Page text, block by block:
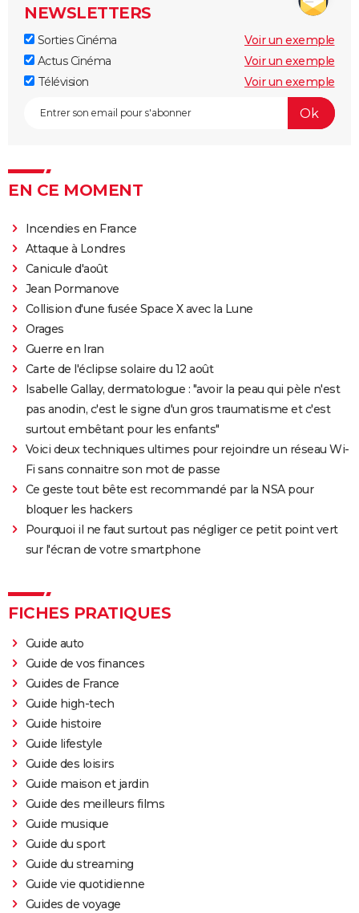
NEWSLETTERS
Sorties Cinéma
Voir un exemple
Actus Cinéma
Voir un exemple
Télévision
Voir un exemple
EN CE MOMENT
Incendies en France
Attaque à Londres
Canicule d'août
Jean Pormanove
Collision d'une fusée Space X avec la Lune
Orages
Guerre en Iran
Carte de l'éclipse solaire du 12 août
Isabelle Gallay, dermatologue : "avoir la peau qui pèle n'est
pas anodin, c'est le signe d'un gros traumatisme et c'est
surtout embêtant pour les enfants"
Voici deux techniques ultimes pour rejoindre un réseau Wi-
Fi sans connaitre son mot de passe
Ce geste tout bête est recommandé par la NSA pour
bloquer les hackers
Pourquoi il ne faut surtout pas négliger ce petit point vert
sur l'écran de votre smartphone
FICHES PRATIQUES
Guide auto
Guide de vos finances
Guides de France
Guide high-tech
Guide histoire
Guide lifestyle
Guide des loisirs
Guide maison et jardin
Guide des meilleurs films
Guide musique
Guide du sport
Guide du streaming
Guide vie quotidienne
Guides de voyage